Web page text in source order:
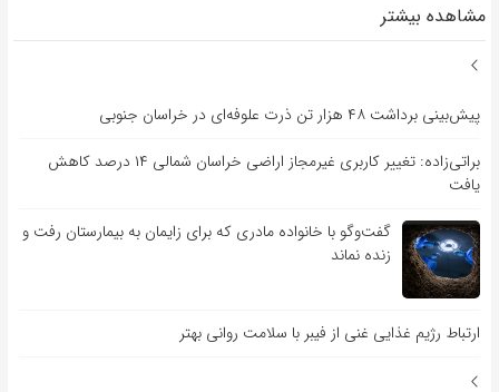
مشاهده بیشتر
پیش‌بینی برداشت ۴۸ هزار تن ذرت علوفه‌ای در خراسان جنوبی
براتی‌زاده: تغییر کاربری غیرمجاز اراضی خراسان شمالی ۱۴ درصد کاهش
یافت
گفت‌وگو با خانواده مادری که برای زایمان به بیمارستان رفت و
زنده نماند
ارتباط رژیم غذایی غنی از فیبر با سلامت روانی بهتر